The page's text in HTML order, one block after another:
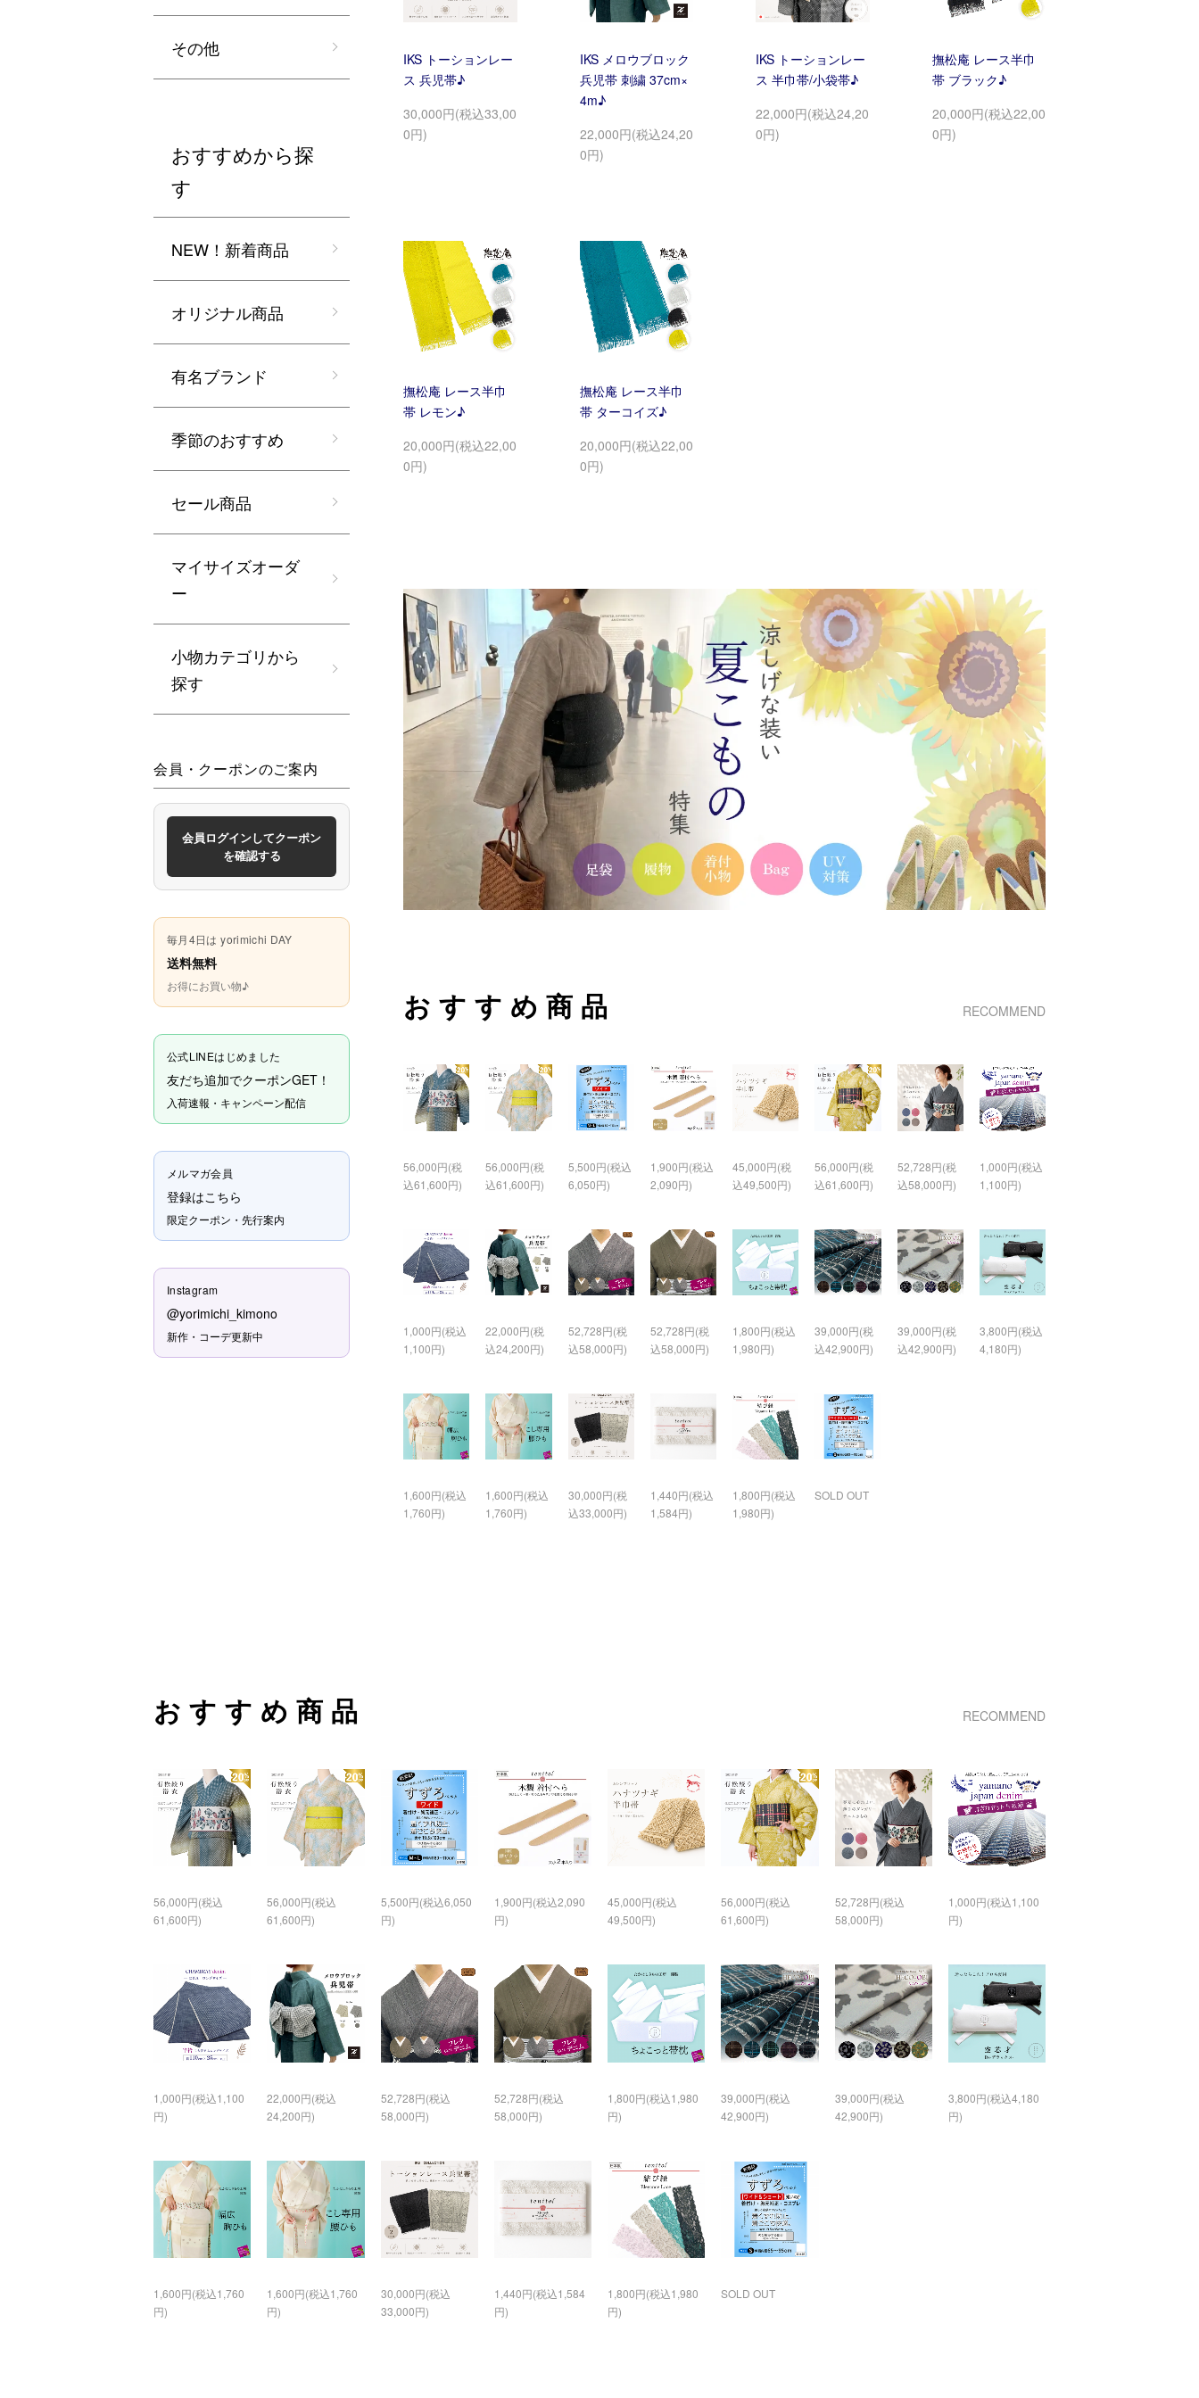
IKS トーションレー
ス 兵児帯♪
30,000円(税込33,00
0円)
IKS メロウブロック
兵児帯 刺繍 37cm×
4m♪
22,000円(税込24,20
0円)
IKS トーションレー
ス 半巾帯/小袋帯♪
22,000円(税込24,20
0円)
撫松庵 レース半巾
帯 ブラック♪
20,000円(税込22,00
0円)
撫松庵 レース半巾
帯 レモン♪
20,000円(税込22,00
0円)
撫松庵 レース半巾
帯 ターコイズ♪
20,000円(税込22,00
0円)
おすすめ商品 RECOMMEND
56,000円(税
込61,600円)
56,000円(税
込61,600円)
5,500円(税込
6,050円)
1,900円(税込
2,090円)
45,000円(税
込49,500円)
56,000円(税
込61,600円)
52,728円(税
込58,000円)
1,000円(税込
1,100円)
1,000円(税込
1,100円)
22,000円(税
込24,200円)
52,728円(税
込58,000円)
52,728円(税
込58,000円)
1,800円(税込
1,980円)
39,000円(税
込42,900円)
39,000円(税
込42,900円)
3,800円(税込
4,180円)
1,600円(税込
1,760円)
1,600円(税込
1,760円)
30,000円(税
込33,000円)
1,440円(税込
1,584円)
1,800円(税込
1,980円)
SOLD OUT
その他
おすすめから探
す
NEW！新着商品
オリジナル商品
有名ブランド
季節のおすすめ
セール商品
マイサイズオーダ
ー
小物カテゴリから
探す
会員・クーポンのご案内
会員ログインしてクーポン
を確認する
毎月4日は yorimichi DAY
送料無料
お得にお買い物♪
公式LINEはじめました
友だち追加でクーポンGET！
入荷速報・キャンペーン配信
メルマガ会員
登録はこちら
限定クーポン・先行案内
Instagram
@yorimichi_kimono
新作・コーデ更新中
おすすめ商品 RECOMMEND
56,000円(税込
61,600円)
56,000円(税込
61,600円)
5,500円(税込6,050
円)
1,900円(税込2,090
円)
45,000円(税込
49,500円)
56,000円(税込
61,600円)
52,728円(税込
58,000円)
1,000円(税込1,100
円)
1,000円(税込1,100
円)
22,000円(税込
24,200円)
52,728円(税込
58,000円)
52,728円(税込
58,000円)
1,800円(税込1,980
円)
39,000円(税込
42,900円)
39,000円(税込
42,900円)
3,800円(税込4,180
円)
1,600円(税込1,760
円)
1,600円(税込1,760
円)
30,000円(税込
33,000円)
1,440円(税込1,584
円)
1,800円(税込1,980
円)
SOLD OUT